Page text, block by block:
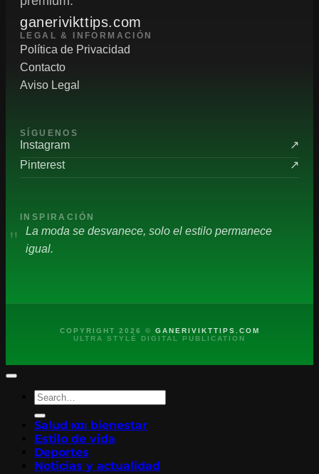
ganerivikttips.com
LEGAL & INFORMACIÓN
Política de Privacidad
Contacto
Aviso Legal
SÍGUENOS
Instagram
↗
Pinterest
↗
INSPIRACIÓN
"
La moda se desvanece, solo el estilo permanece
igual.
COPYRIGHT 2026 © GANERIVIKTTIPS.COM
ULTRA STYLÉ DIGITAL PUBLICATION
Salud και bienestar
Estilo de vida
Deportes
Noticias y actualidad